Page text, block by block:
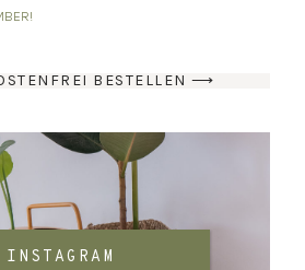
BESTELLEN ⟶
INSTAGRAM